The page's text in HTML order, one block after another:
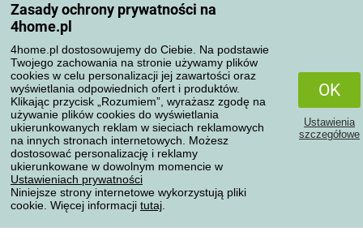
Zasady ochrony prywatności na
4home.pl
4home.pl dostosowujemy do Ciebie. Na podstawie
Twojego zachowania na stronie używamy plików
cookies w celu personalizacji jej zawartości oraz
wyświetlania odpowiednich ofert i produktów.
Klikając przycisk „Rozumiem”, wyrażasz zgodę na
używanie plików cookies do wyświetlania
ukierunkowanych reklam w sieciach reklamowych
na innych stronach internetowych. Możesz
dostosować personalizację i reklamy
ukierunkowane w dowolnym momencie w
Ustawieniach prywatności
Niniejsze strony internetowe wykorzystują pliki
cookie. Więcej informacji tutaj
OK
Ustawienia
szczegółowe
Zasady przetwarzania recenzji
Sposoby transportu
Metody płatności
Niezawodny sklep